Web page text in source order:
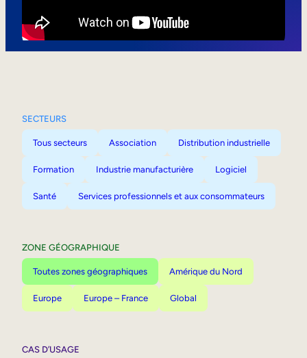
SECTEURS
Tous secteurs Association Distribution industrielle
Formation Industrie manufacturière Logiciel
Santé Services professionnels et aux consommateurs
ZONE GÉOGRAPHIQUE
Toutes zones géographiques Amérique du Nord
Europe Europe – France Global
CAS D’USAGE